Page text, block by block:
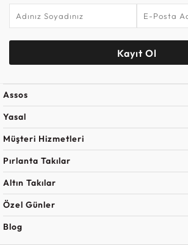
Kayıt Ol
Assos
Yasal
Müşteri Hizmetleri
Pırlanta Takılar
Altın Takılar
Özel Günler
Blog